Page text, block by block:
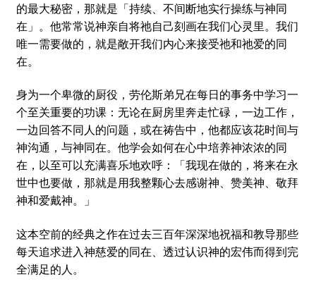
的最大秘密，那就是「持续、不间断地实行操练与神同
在」。他常常说神亲自将祂自己刻画在我们心灵里。我们
唯一需要做的，就是敞开我们内心来接受祂和祂爱的同
在。
身为一个卑微的厨役，劳伦斯弟兄在每日的事务中学习一
个至关重要的功课：无论在厨房里奔走忙碌，一边工作，
一边回答不同人的问题，或在祷告中，他都应该花时间与
神沟通，与神同在。他学会如何在心中培养神浓浓的同
在，以至可以充满喜乐地欢呼：「我现在做的，将来在永
世中也要做，那就是用我整颗心去感谢神、赞美神、敬拜
神和爱戴神。」
这本空前的经典之作在过去三百年深深地祝福和教导那些
每天追求进入神慈爱的同在、透过认识神的宏伟而得到完
全满足的人。